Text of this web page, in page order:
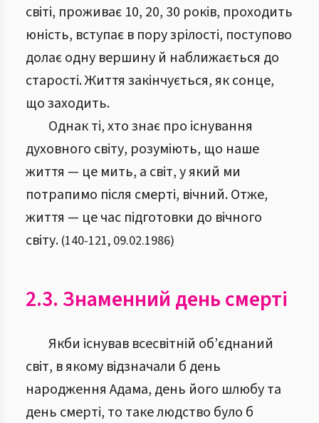
світі, проживає 10, 20, 30 років, проходить
юність, вступає в пору зрілості, поступово
долає одну вершину й наближається до
старості. Життя закінчується, як сонце,
що заходить.
Однак ті, хто знає про існування
духовного світу, розуміють, що наше
життя — це мить, а світ, у який ми
потрапимо після смерті, вічний. Отже,
життя — це час підготовки до вічного
світу. (140-121, 09.02.1986)
2.3. Знаменний день смерті
Якби існував всесвітній об’єднаний
світ, в якому відзначали б день
народження Адама, день його шлюбу та
день смерті, то таке людство було б